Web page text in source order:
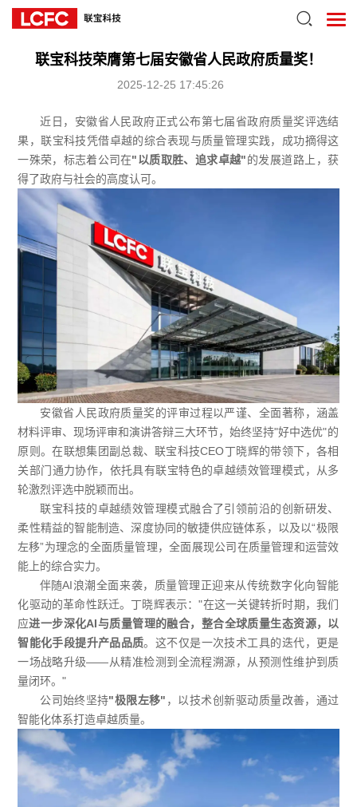
联宝科技荣膺第七届安徽省人民政府质量奖！
2025-12-25 17:45:26
近日，安徽省人民政府正式公布第七届省政府质量奖评选结
果，联宝科技凭借卓越的综合表现与质量管理实践，成功摘得这
一殊荣，标志着公司在"以质取胜、追求卓越"的发展道路上，获
得了政府与社会的高度认可。
安徽省人民政府质量奖的评审过程以严谨、全面著称，涵盖
材料评审、现场评审和演讲答辩三大环节，始终坚持"好中选优"的
原则。在联想集团副总裁、联宝科技CEO丁晓辉的带领下，各相
关部门通力协作，依托具有联宝特色的卓越绩效管理模式，从多
轮激烈评选中脱颖而出。
联宝科技的卓越绩效管理模式融合了引领前沿的创新研发、
柔性精益的智能制造、深度协同的敏捷供应链体系，以及以“极限
左移”为理念的全面质量管理，全面展现公司在质量管理和运营效
能上的综合实力。
伴随AI浪潮全面来袭，质量管理正迎来从传统数字化向智能
化驱动的革命性跃迁。丁晓辉表示："在这一关键转折时期，我们
应进一步深化AI与质量管理的融合，整合全球质量生态资源，以
智能化手段提升产品品质。这不仅是一次技术工具的迭代，更是
一场战略升级——从精准检测到全流程溯源，从预测性维护到质
量闭环。"
公司始终坚持"极限左移" ，以技术创新驱动质量改善，通过
智能化体系打造卓越质量。